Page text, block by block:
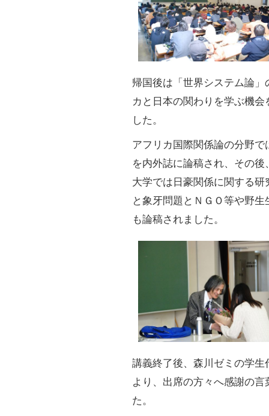
帰国後は「世界システム論
カと日本の関わりを学ぶ機
した。
アフリカ国際関係論の分野
を内外誌に論稿され、その
大学では日豪関係に関する
と象牙問題とＮＧＯ等や野
も論稿されました。
講義終了後、森川ゼミの学
より、出席の方々へ感謝の
た。